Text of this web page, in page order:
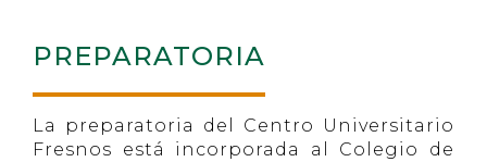
PREPARATORIA
La preparatoria del Centro Universitario
Fresnos está incorporada al Colegio de